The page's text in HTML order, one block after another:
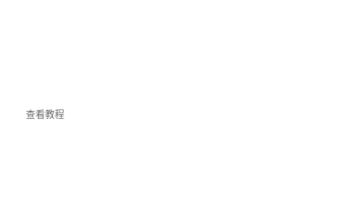
查看教程